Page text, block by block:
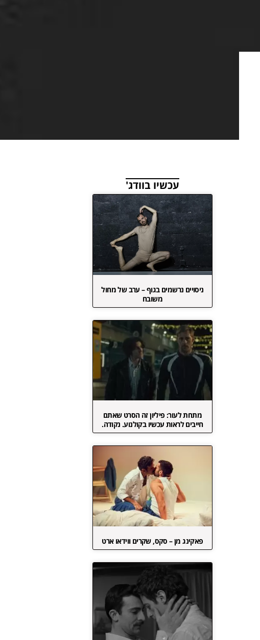
עכשיו בוודג'
ניסויים נרשמים בגוף – ערב של מחול
משובח
מתחת לעור: פיליון זה הסרט שאתם
חייבים לראות עכשיו בקולנוע. נקודה.
פאקינג מן – סקס, שקרים ווידאו ארט